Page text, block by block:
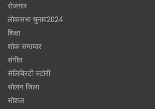
रोजगार
लोकसभा चुनाव2024
शिक्षा
शोक समाचार
संगीत
सेलिब्रिटी स्टोरी
सोलन जिला
सोशल